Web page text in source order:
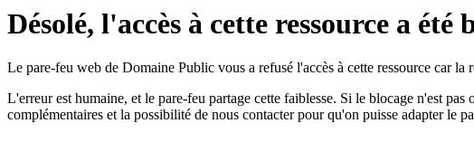
Désolé, l'accès à cette ressource a été
Le pare-feu web de Domaine Public vous a refusé l'accès à cette ressource car la
L'erreur est humaine, et le pare-feu partage cette faiblesse. Si le blocage n'est
complémentaires et la possibilité de nous contacter pour qu'on puisse adapter le